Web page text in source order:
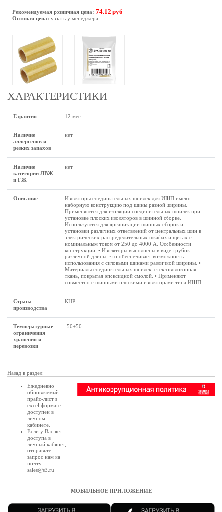
Рекомендуемая розничная цена: 74.12 руб
Оптовая цена: узнать у менеджера
ХАРАКТЕРИСТИКИ
Гарантия 12 мес
Наличие
аллергенов и
резких запахов
нет
Наличие
категории ЛВЖ
и ГЖ
нет
Описание
Изоляторы соединительных шпилек для ИШП имеют
наборную конструкцию под шины разной ширины.
Применяются для изоляции соединительных шпилек при
установке плоских изоляторов в шинной сборке.
Используются для организации шинных сборок и
установки различных ответвлений от центральных шин в
электрических распределительных шкафах и щитах с
номинальным током от 250 до 4000 A. Особенности
конструкции: • Изоляторы выполнены в виде трубок
различной длины, что обеспечивает возможность
использования с силовыми шинами различной ширины. •
Материалы соединительных шпилек: стекловолоконная
ткань, покрытая эпоксидной смолой. • Применяют
совместно с шинными плоскими изоляторами типа ИШП.
Страна
производства
КНР
Температурные
ограничения
хранения и
перевозки
-50+50
Назад в раздел
Ежедневно
обновляемый
прайс-лист в
excel формате
доступен в
личном
кабинете
Если у Вас нет
доступа в
личный кабинет,
отправьте
запрос нам на
почту:
sales@s3.ru
МОБИЛЬНОЕ ПРИЛОЖЕНИЕ